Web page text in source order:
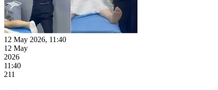
12 May 2026, 11:40
12 May
2026
11:40
211